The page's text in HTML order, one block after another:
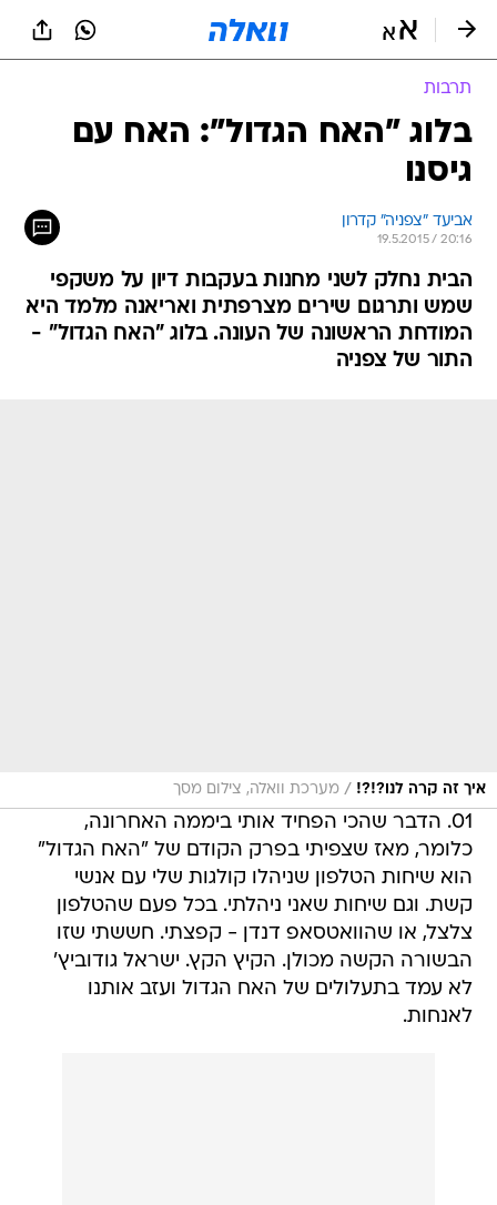
תרבות
בלוג "האח הגדול": האח עם
גיסנו
אביעד "צפניה" קדרון
19.5.2015 / 20:16
הבית נחלק לשני מחנות בעקבות דיון על משקפי
שמש ותרגום שירים מצרפתית ואריאנה מלמד היא
המודחת הראשונה של העונה. בלוג "האח הגדול" -
התור של צפניה
איך זה קרה לנו?!?! / מערכת וואלה, צילום מסך
01. הדבר שהכי הפחיד אותי ביממה האחרונה,
כלומר, מאז שצפיתי בפרק הקודם של "האח הגדול"
הוא שיחות הטלפון שניהלו קולגות שלי עם אנשי
קשת. וגם שיחות שאני ניהלתי. בכל פעם שהטלפון
צלצל, או שהוואטסאפ דנדן - קפצתי. חששתי שזו
הבשורה הקשה מכולן. הקיץ הקץ. ישראל גודוביץ'
לא עמד בתעלולים של האח הגדול ועזב אותנו
לאנחות.